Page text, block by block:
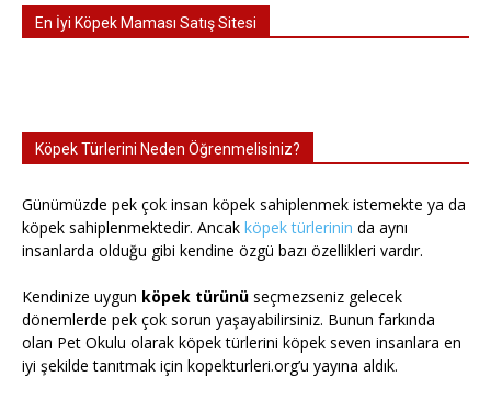
En İyi Köpek Maması Satış Sitesi
Köpek Türlerini Neden Öğrenmelisiniz?
Günümüzde pek çok insan köpek sahiplenmek istemekte ya da
köpek sahiplenmektedir. Ancak köpek türlerinin da aynı
insanlarda olduğu gibi kendine özgü bazı özellikleri vardır.
Kendinize uygun köpek türünü seçmezseniz gelecek
dönemlerde pek çok sorun yaşayabilirsiniz. Bunun farkında
olan Pet Okulu olarak köpek türlerini köpek seven insanlara en
iyi şekilde tanıtmak için kopekturleri.org’u yayına aldık.